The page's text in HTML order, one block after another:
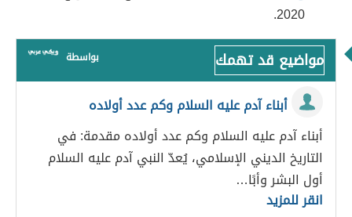
2020.
مواضيع قد تهمك بواسطة
أبناء آدم عليه السلام وكم عدد أولاده
أبناء آدم عليه السلام وكم عدد أولاده مقدمة: في
التاريخ الديني الإسلامي، يُعدّ النبي آدم عليه السلام
أول البشر وأبًا…
انقر للمزيد